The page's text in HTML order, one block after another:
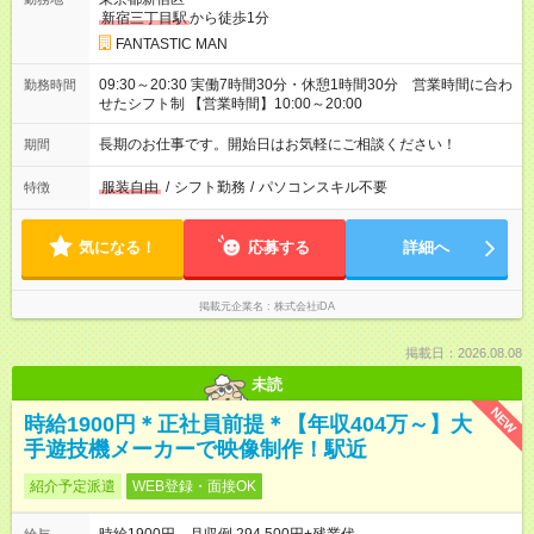
新宿三丁目駅から徒歩1分
FANTASTIC MAN
勤務時間
09:30～20:30 実働7時間30分・休憩1時間30分 営業時間に合わ
せたシフト制 【営業時間】10:00～20:00
期間 長期のお仕事です。開始日はお気軽にご相談ください！
特徴 服装自由 / シフト勤務 / パソコンスキル不要
気になる！ 応募する 詳細へ
掲載元企業名 株式会社iDA
掲載日：2026.08.08
未読
NEW
時給1900円＊正社員前提＊【年収404万～】大
手遊技機メーカーで映像制作！駅近
紹介予定派遣 WEB登録・面接OK